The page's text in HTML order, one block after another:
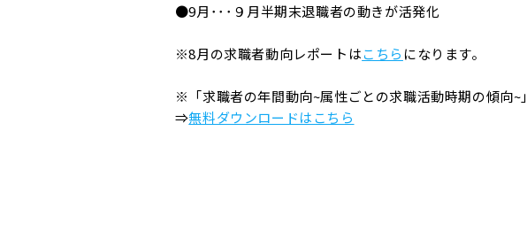
●9月･･･９月半期末退職者の動きが活発化
※8月の求職者動向レポートはこちら になります。
※「求職者の年間動向~属性ごとの求職活動時期の傾向~」
⇒無料ダウンロードはこちら